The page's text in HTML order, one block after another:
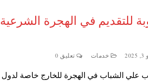
للتقديم في الهجرة
خدمات تعليق 0
علي الشباب في الهجرة للخارج خاصة لدول